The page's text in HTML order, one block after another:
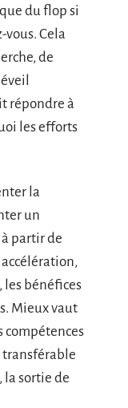
du flop si
vous. Cela
de
répondre à
les efforts
la
un
partir de
les bénéfices
Mieux vaut
compétences
transférable
la sortie de